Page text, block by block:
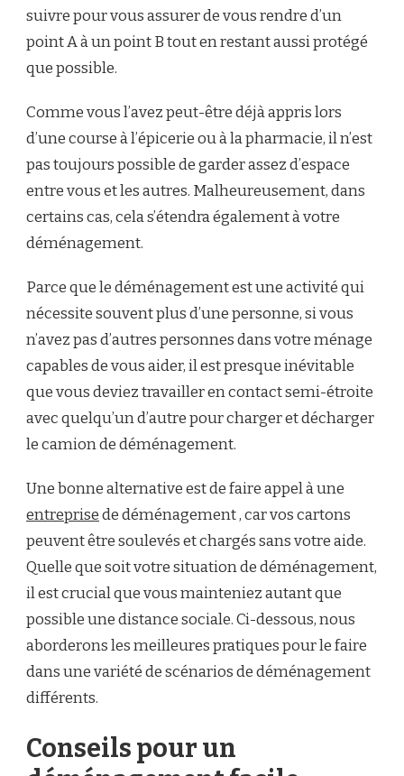
suivre pour vous assurer de vous rendre d’un
point A à un point B tout en restant aussi protégé
que possible.
Comme vous l’avez peut-être déjà appris lors
d’une course à l’épicerie ou à la pharmacie, il n’est
pas toujours possible de garder assez d’espace
entre vous et les autres. Malheureusement, dans
certains cas, cela s’étendra également à votre
déménagement.
Parce que le déménagement est une activité qui
nécessite souvent plus d’une personne, si vous
n’avez pas d’autres personnes dans votre ménage
capables de vous aider, il est presque inévitable
que vous deviez travailler en contact semi-étroite
avec quelqu’un d’autre pour charger et décharger
le camion de déménagement.
Une bonne alternative est de faire appel à une
entreprisede déménagement , car vos cartons
peuvent être soulevés et chargés sans votre aide.
Quelle que soit votre situation de déménagement,
il est crucial que vous mainteniez autant que
possible une distance sociale. Ci-dessous, nous
aborderons les meilleures pratiques pour le faire
dans une variété de scénarios de déménagement
différents.
Conseils pour un